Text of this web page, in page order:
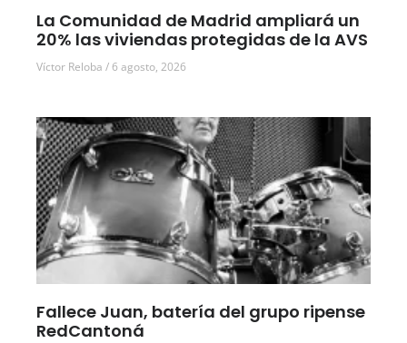
La Comunidad de Madrid ampliará un
20% las viviendas protegidas de la AVS
Víctor Reloba 6 agosto, 2026
Fallece Juan, batería del grupo ripense
RedCantoná